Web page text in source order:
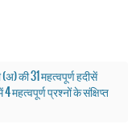
की 31 महत्वपूर्ण हदीसें
प्रश्नों के संक्षिप्त